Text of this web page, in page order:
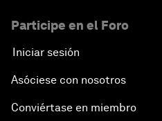
Participe en el Foro
Iniciar sesión
Asóciese con nosotros
Conviértase en miembro